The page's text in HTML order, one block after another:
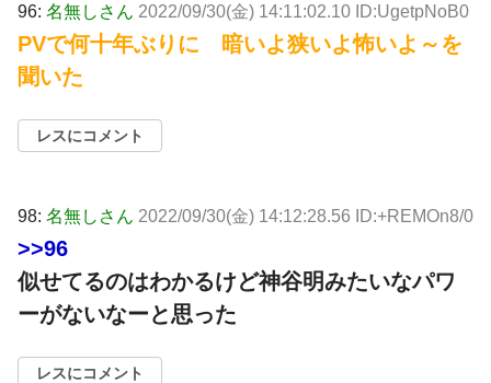
96: 名無しさん 2022/09/30(金) 14:11:02.10 ID:UgetpNoB0
PVで何十年ぶりに 暗いよ狭いよ怖いよ～を
聞いた
レスにコメント
98: 名無しさん 2022/09/30(金) 14:12:28.56 ID:+REMOn8/0
>>96
似せてるのはわかるけど神谷明みたいなパワ
ーがないなーと思った
レスにコメント